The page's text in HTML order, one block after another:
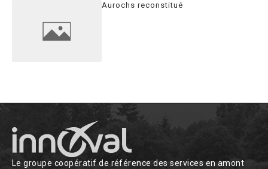
Aurochs reconstitué
Le groupe coopératif de référence des services en amont